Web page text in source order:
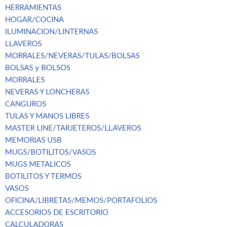
HERRAMIENTAS
HOGAR/COCINA
ILUMINACION/LINTERNAS
LLAVEROS
MORRALES/NEVERAS/TULAS/BOLSAS
BOLSAS y BOLSOS
MORRALES
NEVERAS Y LONCHERAS
CANGUROS
TULAS Y MANOS LIBRES
MASTER LINE/TARJETEROS/LLAVEROS
MEMORIAS USB
MUGS/BOTILITOS/VASOS
MUGS METALICOS
BOTILITOS Y TERMOS
VASOS
OFICINA/LIBRETAS/MEMOS/PORTAFOLIOS
ACCESORIOS DE ESCRITORIO
CALCULADORAS